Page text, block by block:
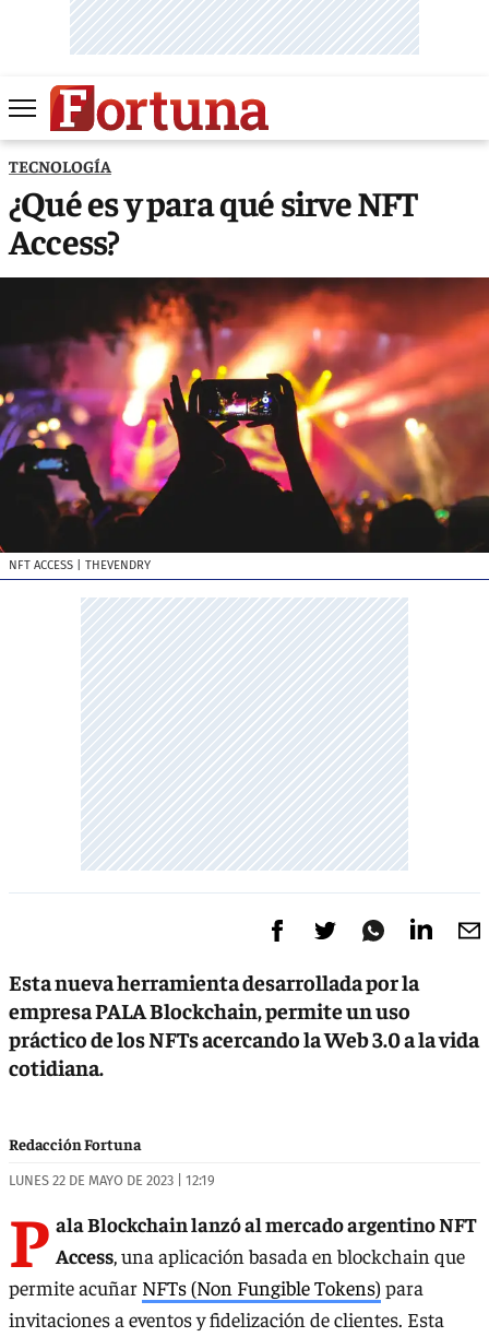
TECNOLOGÍA
¿Qué es y para qué sirve NFT
Access?
NFT ACCESS | THEVENDRY
Esta nueva herramienta desarrollada por la
empresa PALA Blockchain, permite un uso
práctico de los NFTs acercando la Web 3.0 a la vida
cotidiana.
Redacción Fortuna
LUNES 22 DE MAYO DE 2023 | 12:19
P ala Blockchain lanzó al mercado argentino NFT
Access, una aplicación basada en blockchain que
permite acuñar NFTs (Non Fungible Tokens) para
invitaciones a eventos y fidelización de clientes. Esta